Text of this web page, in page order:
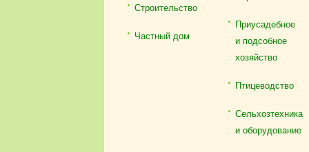
Строительство
Частный дом
Приусадебное
и подсобное
хозяйство
Птицеводство
Сельхозтехника
и оборудование